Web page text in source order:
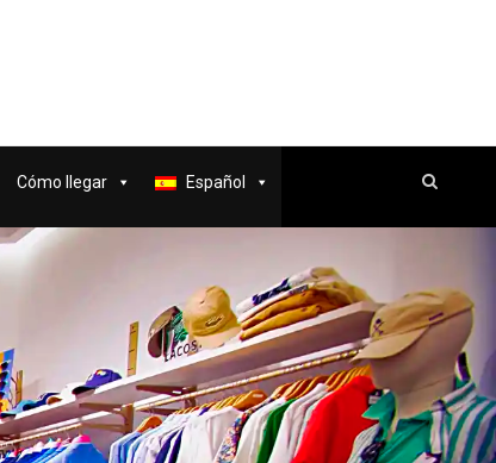
Cómo llegar Español